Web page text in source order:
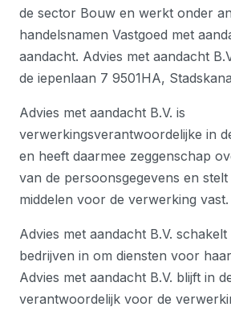
de sector Bouw en werkt onder
handelsnamen Vastgoed met
aandacht. Advies met aandacht
de iepenlaan 7 9501HA,
Advies met aandacht B.V. is
verwerkingsverantwoordelijke in
en heeft daarmee zeggenschap
van de persoonsgegevens en
middelen voor de verwerking vast.
Advies met aandacht B.V.
bedrijven in om diensten voor
Advies met aandacht B.V. blijft in
verantwoordelijk voor de